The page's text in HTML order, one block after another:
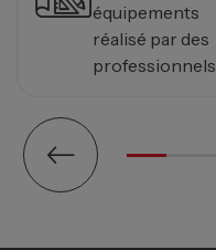
équipements
réalisé par des
professionnels